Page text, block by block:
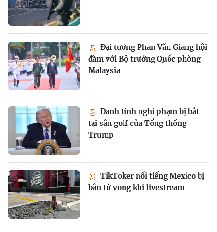
Đại tướng Phan Văn Giang hội
đàm với Bộ trưởng Quốc phòng
Malaysia
Danh tính nghi phạm bị bắt
tại sân golf của Tổng thống
Trump
TikToker nổi tiếng Mexico bị
bắn tử vong khi livestream